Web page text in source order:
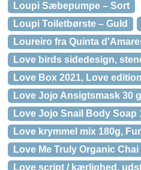
Loupi Sæbepumpe – Sort
Loupi Toiletbørste – Guld
Loureiro fra Quinta
Love birds sidedesign,
Love Box 2021, Love
Love Jojo Ansigtsmask 30
Love Jojo Snail Body Soap
Love krymmel mix 180g,
Love Me Truly Organic
Love script / kærlighed,